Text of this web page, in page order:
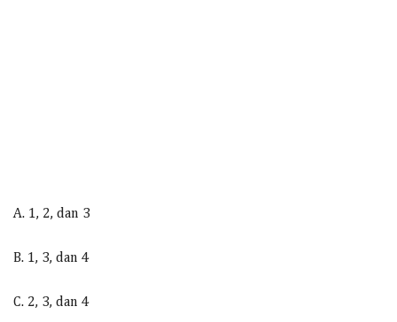
A. 1, 2, dan 3
B. 1, 3, dan 4
C. 2, 3, dan 4